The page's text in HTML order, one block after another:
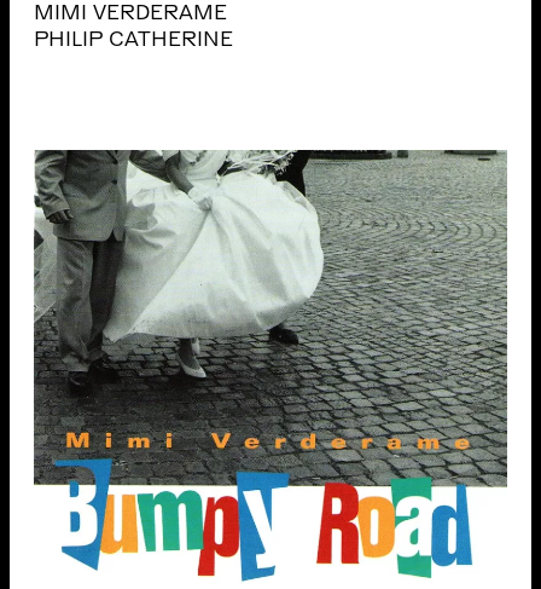
MIMI VERDERAME
PHILIP CATHERINE